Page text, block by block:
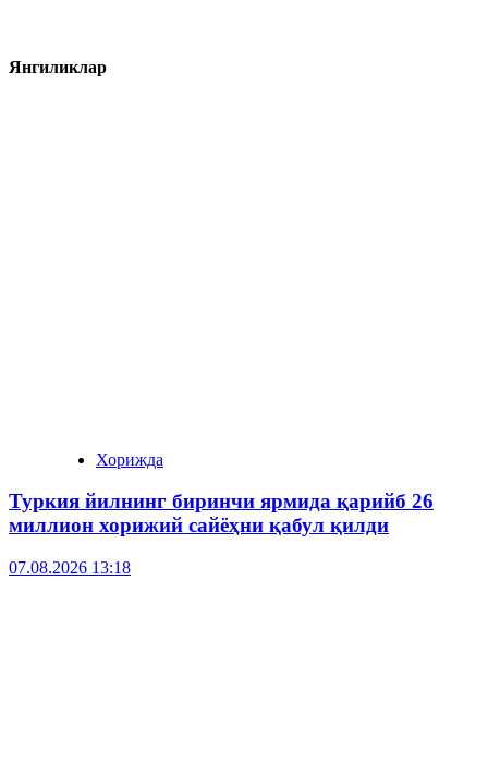
Янгиликлар
Хорижда
Туркия йилнинг биринчи ярмида қарийб 26
миллион хорижий сайёҳни қабул қилди
07.08.2026 13:18